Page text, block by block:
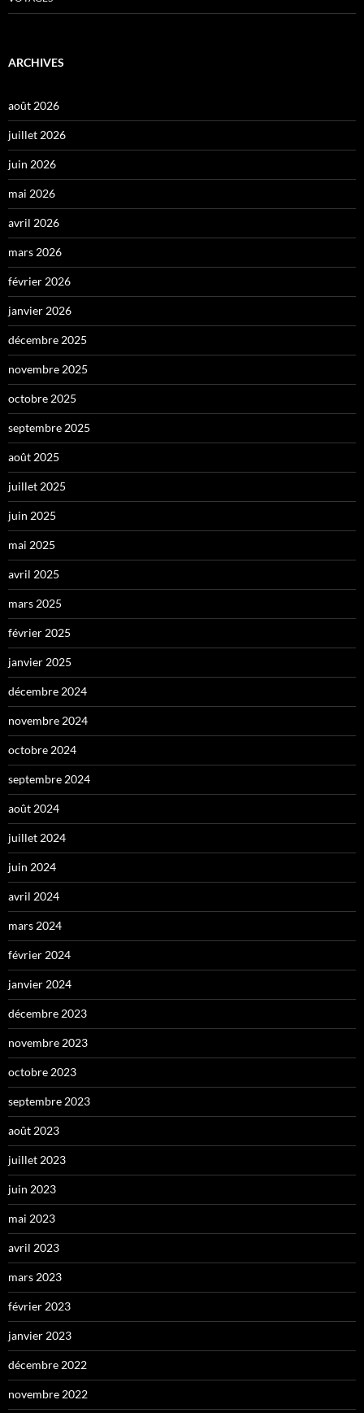
ARCHIVES
août 2026
juillet 2026
juin 2026
mai 2026
avril 2026
mars 2026
février 2026
janvier 2026
décembre 2025
novembre 2025
octobre 2025
septembre 2025
août 2025
juillet 2025
juin 2025
mai 2025
avril 2025
mars 2025
février 2025
janvier 2025
décembre 2024
novembre 2024
octobre 2024
septembre 2024
août 2024
juillet 2024
juin 2024
avril 2024
mars 2024
février 2024
janvier 2024
décembre 2023
novembre 2023
octobre 2023
septembre 2023
août 2023
juillet 2023
juin 2023
mai 2023
avril 2023
mars 2023
février 2023
janvier 2023
décembre 2022
novembre 2022